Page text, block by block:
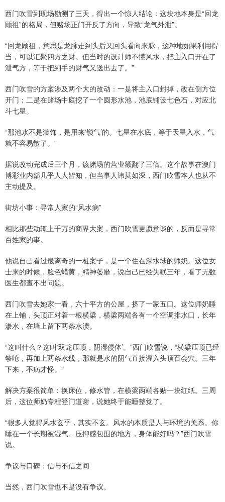
西门吹雪到现场勘测了三天，得出一个惊人结论：这块地本身是“回龙
顾祖”的格局，但赌场正门开反了方向，导致“龙气外泄”。
“回龙顾祖，意思是龙脉走到头后又回头看向来脉，这种地如果利用得
当，可以汇聚四方之财。但当时的设计师不懂风水，把主入口开在了
泄气方，等于把到手的财气又送出去了。”
西门吹雪的方案涉及两个大的改动：一是将主入口封掉，改在侧方位
开门；二是在赌场中庭挖了一个圆形水池，池底铺设七色石，对应北
斗七星。
“那池水不是装饰，是用来‘锁气’的。七星在水底，等于天星入水，气
就不容易散了。”
据说改动完成后三个月，该赌场的营业额翻了三倍。这个故事在澳门
博彩业内部几乎人人皆知，但当事人讳莫如深，西门吹雪本人也从不
主动提及。
街坊小事：寻常人家的“风水病”
相比那些动辄上千万的商界大案，西门吹雪更愿意谈的，反而是寻常
百姓家的事。
他说自己看过最离奇的一桩案子，是一个住在深水埗的师奶。这位女
士来的时候，脸色蜡黄，精神萎靡，说自己已经失眠三年，看了无数
医生都查不出问题。
西门吹雪去她家一看，六十平方的公屋，挤了一家五口。这位师奶睡
在上铺，头顶正对着一根横梁，横梁两端各有一个空调排水口，长年
渗水，在墙上留下两条水渍。
“这叫什么？这叫‘双龙压顶，阴湿侵体’。”西门吹雪说，“横梁压顶已经
够呛，再加上两条水线，那就是水的阴气直接灌入头顶百会穴。三年
下来，不病才怪。”
解决方案很简单：换床位，修水管，在横梁两端各贴一块红纸。三周
后，这位师奶专程登门道谢，说她终于能睡整觉了。
“很多人觉得风水玄乎，其实不玄。风水的本质是人与环境的关系。你
睡在一个长期被湿气、压抑感包围的地方，身体能好吗？”西门吹雪
说。
争议与口碑：信与不信之间
当然，西门吹雪也不是没有争议。